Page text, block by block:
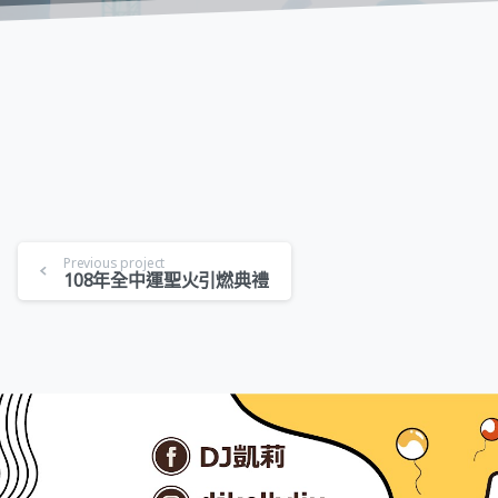
Previous project
108年全中運聖火引燃典禮